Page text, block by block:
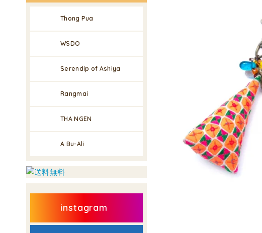
Thong Pua
WSDO
Serendip of Ashiya
Rangmai
THA NGEN
A Bu-Ali
instagram